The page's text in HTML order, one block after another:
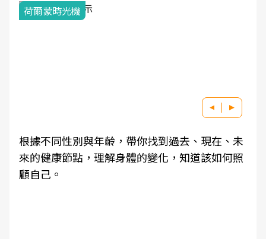
荷爾蒙時光機
根據不同性別與年齡，帶你找到過去、現在、未
來的健康節點，理解身體的變化，知道該如何照
顧自己。